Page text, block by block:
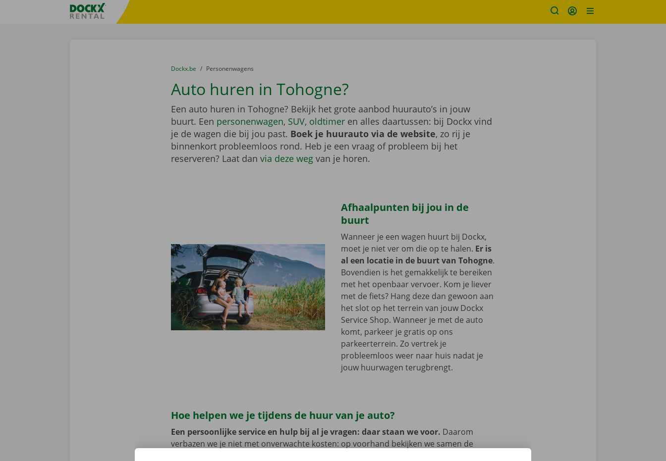
Taalselectie overslaanFratello DEMO
U bevindt zich hier:
van
Dockx.be naar
Personenwagens
Auto huren in Tohogne?
Een auto huren in Tohogne? Bekijk het grote aanbod huurauto’s in jouw
buurt. Een personenwagen, SUV, oldtimeren alles daartussen: bij Dockx vind
je de wagen die bij jou past. Boek je huurauto via de website, zo rij je
binnenkort probleemloos rond. Heb je een vraag of probleem bij het
reserveren? Laat dan via deze wegvan je horen.
Afhaalpunten bij jou in de
buurt
Wanneer je een wagen huurt bij Dockx,
moet je niet ver om die op te halen. Er is
al een locatie in de buurt van Tohogne.
Bovendien is het gemakkelijk te bereiken
met het openbaar vervoer. Kom je liever
met de fiets? Hang deze dan gewoon aan
het slot op het terrein van jouw Dockx
Service Shop. Wanneer je met de auto
komt, parkeer je gratis op ons
parkeerterrein. Zo vertrek je
probleemloos weer naar huis nadat je
jouw huurwagen terugbrengt.
Hoe helpen we je tijdens de huur van je auto?
Een persoonlijke service en hulp bij al je vragen: daar staan we voor. Daarom
verbazen we je niet met onverwachte kosten: op voorhand bekijken we samen de